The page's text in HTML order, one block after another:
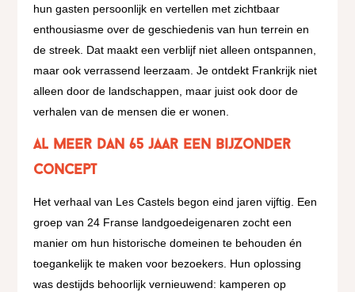
hun gasten persoonlijk en vertellen met zichtbaar
enthousiasme over de geschiedenis van hun terrein en
de streek. Dat maakt een verblijf niet alleen ontspannen,
maar ook verrassend leerzaam. Je ontdekt Frankrijk niet
alleen door de landschappen, maar juist ook door de
verhalen van de mensen die er wonen.
Al meer dan 65 jaar een bijzonder
concept
Het verhaal van Les Castels begon eind jaren vijftig. Een
groep van 24 Franse landgoedeigenaren zocht een
manier om hun historische domeinen te behouden én
toegankelijk te maken voor bezoekers. Hun oplossing
was destijds behoorlijk vernieuwend: kamperen op